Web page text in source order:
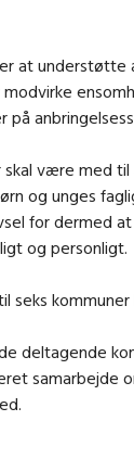
at
på
være med
og unges
for dermed
og personligt.
seks
deltagende
samarbejde